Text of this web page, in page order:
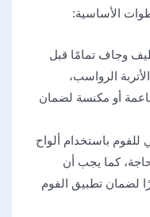
الأساسية:
وجاف تمامًا قبل
الرواسب،
أو مكنسة لضمان
للفوم باستخدام ألواح
كما يجب أن
لضمان تطبيق الفوم